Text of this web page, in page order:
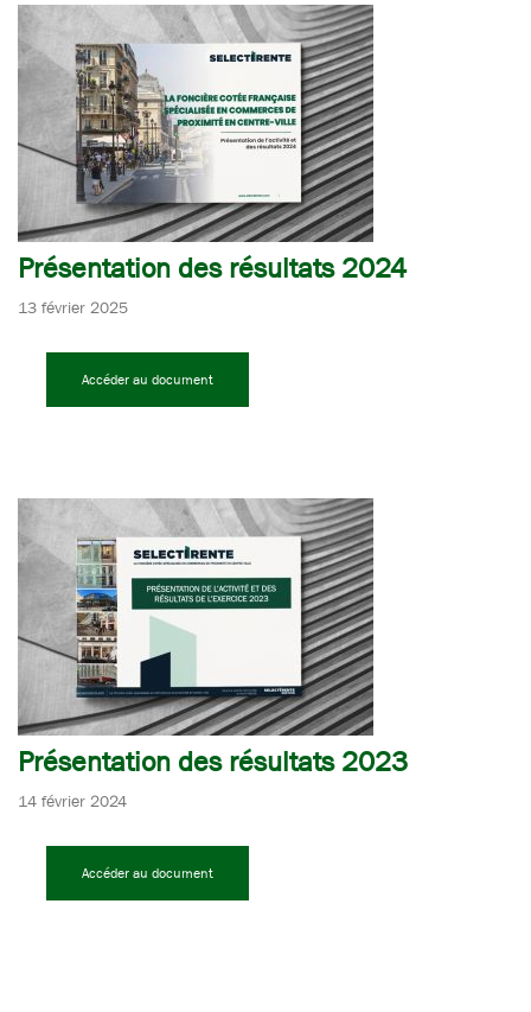
Présentation des résultats 2024
13 février 2025
Accéder au document
Présentation des résultats 2023
14 février 2024
Accéder au document